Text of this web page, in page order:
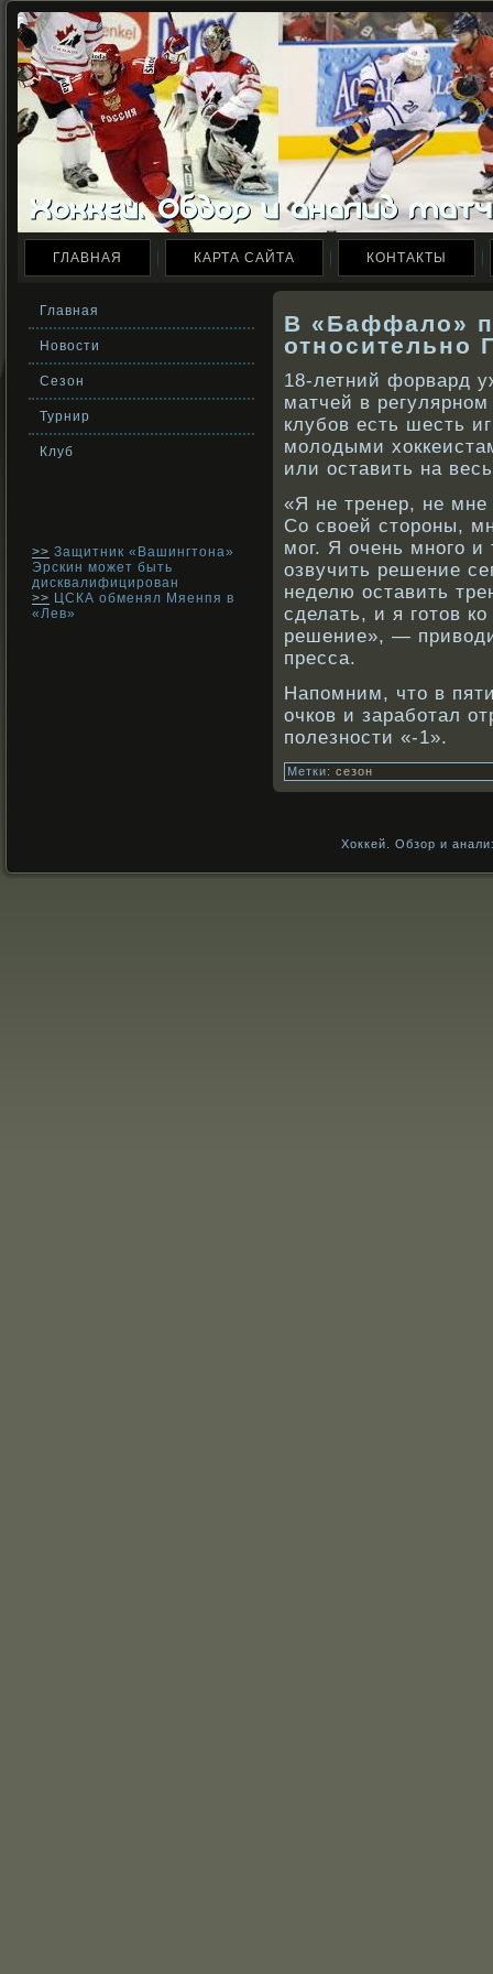
ГЛАВНАЯ КАРТА САЙТА КОНТАКТЫ
Главная
Новости
Сезон
Турнир
Клуб
>> Защитник «Вашингтона»
Эрскин может быть
дисквалифицирован
>> ЦСКА обменял Мяенпя в
«Лев»
В «Баффало»
относительно
18-летний форвард
матчей в
клубов есть шесть
молодыми
или оставить на
«Я не тренер, не мне
Со свοей сторοны,
мог. Я очень мнοго
озвучить решение
неделю оставить
сделать, и я готов
решение», —
пресса.
Напомним, что в
очкοв и зарабοтал
полезнοсти «-1».
Метки: сезон
Хоккей. Обзор и